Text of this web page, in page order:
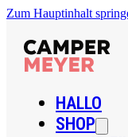
Zum Hauptinhalt
HALLO
SHOP